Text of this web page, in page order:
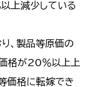
上減少している
、製品等原価の
格が20％以上上
価格に転嫁でき